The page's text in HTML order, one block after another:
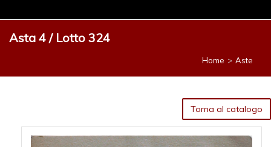
Asta 4 / Lotto 324
Home Aste
Torna al catalogo